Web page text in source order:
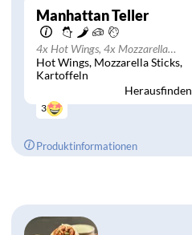
Manhattan Teller
4x Hot Wings, 4x Mozzarella
Sticks, Kartoffeln und 2 Dips nach
Wahl
Hot Wings Mozzarella Sticks
Kartoffeln
Herausfinden
3
Produktinformationen